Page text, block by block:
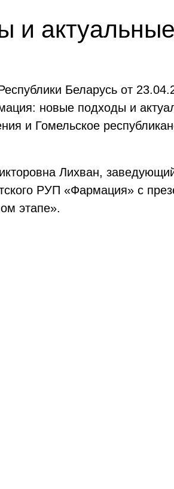
и актуальные
Беларусь от
новые подходы и
и Гомельское
Лихван,
РУП «Фармация» с
этапе».